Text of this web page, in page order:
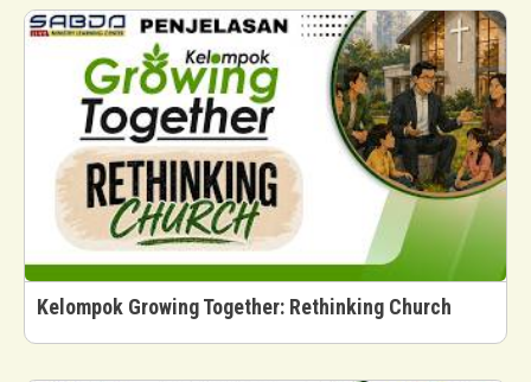
Kelompok Growing Together: Rethinking Church